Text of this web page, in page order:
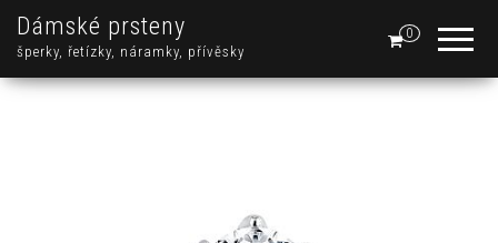
Dámské prsteny
šperky, řetízky, náramky, přívěsky
0